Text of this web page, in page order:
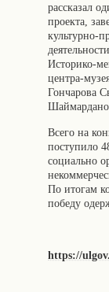
рассказал
проекта,
культурно-
Историко-
центра-
Гончарова
Всего на
поступило
социально
По итогам
победу
https://